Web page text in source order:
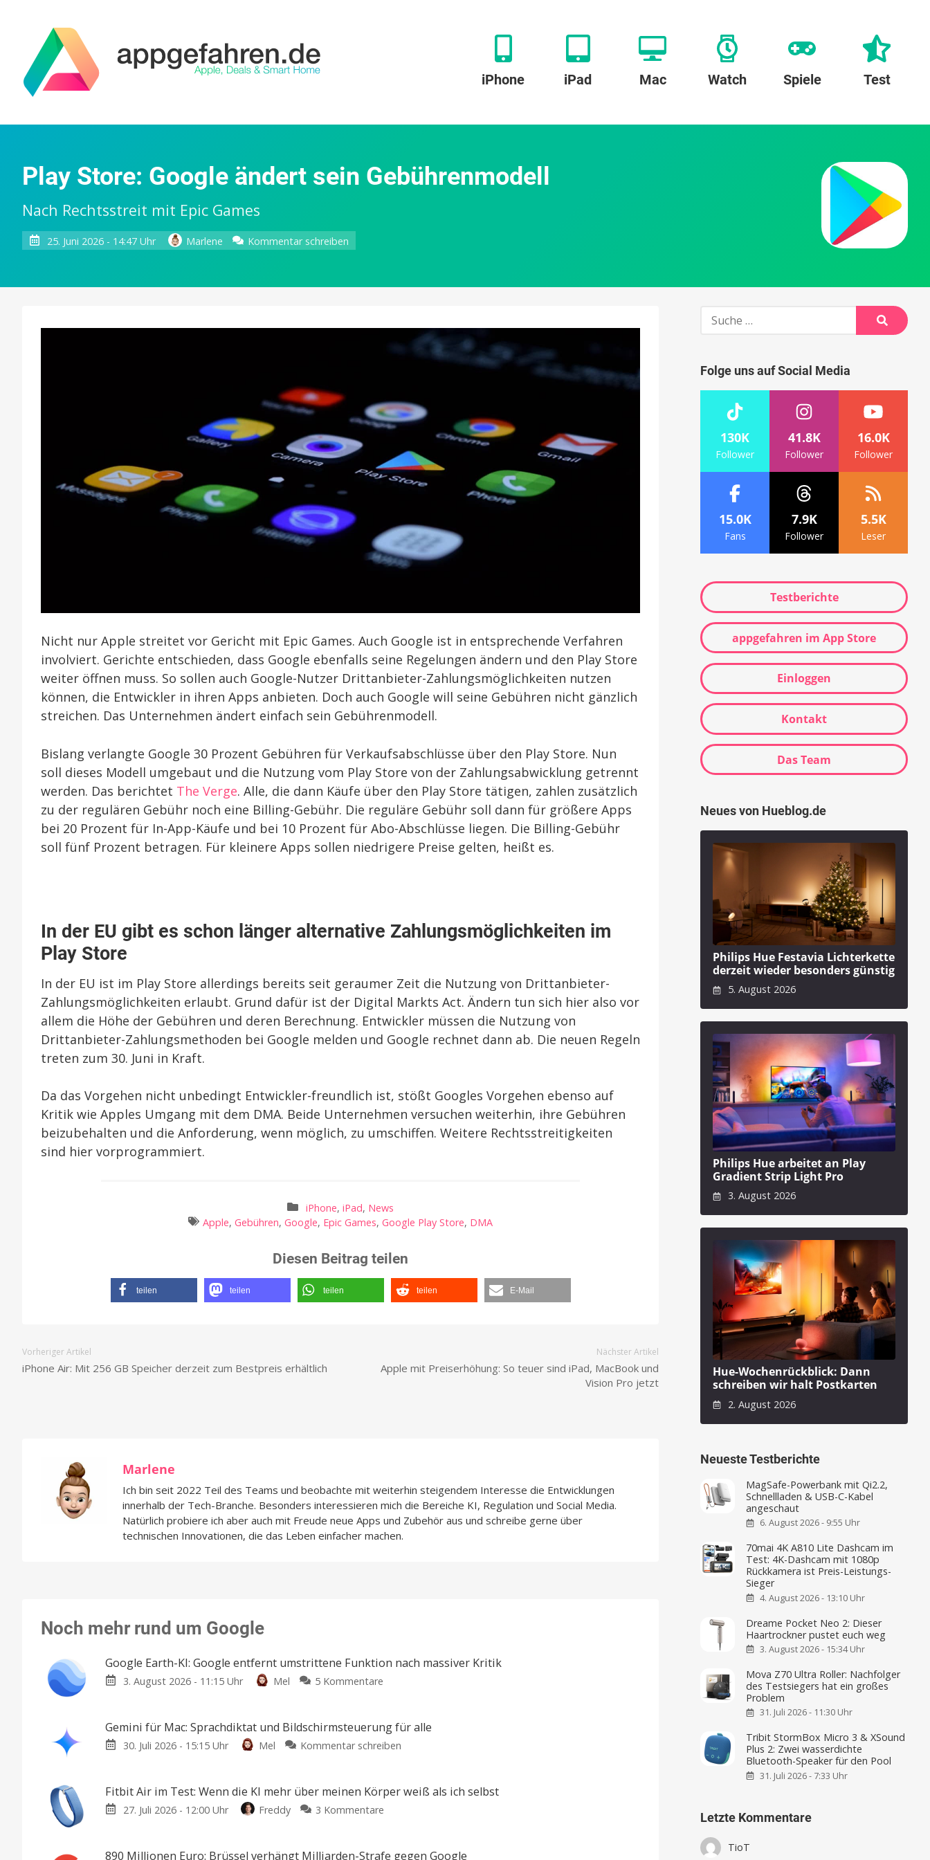
iPhone iPad Mac Watch Spiele Test
Play Store: Google ändert sein Gebührenmodell
Nach Rechtsstreit mit Epic Games
25. Juni 2026 - 14:47 Uhr Marlene Kommentar schreiben
Google
Gebührenmodell
Nicht nur Apple streitet vor Gericht mit Epic Games. Auch Google ist in entsprechende Verfahren
involviert. Gerichte entschieden, dass Google ebenfalls seine Regelungen ändern und den Play Store
weiter öffnen muss. So sollen auch Google-Nutzer Drittanbieter-Zahlungsmöglichkeiten nutzen
können, die Entwickler in ihren Apps anbieten. Doch auch Google will seine Gebühren nicht gänzlich
streichen. Das Unternehmen ändert einfach sein Gebührenmodell.
Bislang verlangte Google 30 Prozent Gebühren für Verkaufsabschlüsse über den Play Store. Nun
soll dieses Modell umgebaut und die Nutzung vom Play Store von der Zahlungsabwicklung getrennt
werden. Das berichtet The Verge. Alle, die dann Käufe über den Play Store tätigen, zahlen zusätzlich
zu der regulären Gebühr noch eine Billing-Gebühr. Die reguläre Gebühr soll dann für größere Apps
bei 20 Prozent für In-App-Käufe und bei 10 Prozent für Abo-Abschlüsse liegen. Die Billing-Gebühr
soll fünf Prozent betragen. Für kleinere Apps sollen niedrigere Preise gelten, heißt es.
In der EU gibt es schon länger alternative Zahlungsmöglichkeiten im
Play Store
In der EU ist im Play Store allerdings bereits seit geraumer Zeit die Nutzung von Drittanbieter-
Zahlungsmöglichkeiten erlaubt. Grund dafür ist der Digital Markts Act. Ändern tun sich hier also vor
allem die Höhe der Gebühren und deren Berechnung. Entwickler müssen die Nutzung von
Drittanbieter-Zahlungsmethoden bei Google melden und Google rechnet dann ab. Die neuen Regeln
treten zum 30. Juni in Kraft.
Da das Vorgehen nicht unbedingt Entwickler-freundlich ist, stößt Googles Vorgehen ebenso auf
Kritik wie Apples Umgang mit dem DMA. Beide Unternehmen versuchen weiterhin, ihre Gebühren
beizubehalten und die Anforderung, wenn möglich, zu umschiffen. Weitere Rechtsstreitigkeiten
sind hier vorprogrammiert.
iPhone, iPad, News
Apple,Gebühren,Google, Epic Games,Google Play Store, DMA
Diesen Beitrag teilen
teilen teilen teilen teilen E-Mail
Vorheriger Artikel
iPhone Air: Mit 256 GB Speicher derzeit zum Bestpreis erhältlich
Nächster Artikel
Apple mit Preiserhöhung: So teuer sind iPad, MacBook und
Vision Pro jetzt
Marlene
Ich bin seit 2022 Teil des Teams und beobachte mit weiterhin steigendem Interesse die Entwicklungen
innerhalb der Tech-Branche. Besonders interessieren mich die Bereiche KI, Regulation und Social Media.
Natürlich probiere ich aber auch mit Freude neue Apps und Zubehör aus und schreibe gerne über
technischen Innovationen, die das Leben einfacher machen.
Noch mehr rund um Google
Google Earth-KI: Google entfernt umstrittene Funktion nach massiver Kritik
3. August 2026 - 11:15 Uhr Mel 5 Kommentare
KI:
Google
entfernt
nach
für
Gemini für Mac: Sprachdiktat und Bildschirmsteuerung für alle
30. Juli 2026 - 15:15 Uhr Mel Kommentar schreiben
Mac:
Fitbit Air im Test: Wenn die KI mehr über meinen Körper weiß als ich selbst
27. Juli 2026 - 12:00 Uhr Freddy 3 Kommentare
im
890 Millionen Euro: Brüssel verhängt Milliarden-Strafe gegen Google
Suche
Suche
Folge uns auf Social Media
130K
Follower
41.8K
Follower
16.0K
Follower
15.0K
Fans
7.9K
Follower
5.5K
Leser
Testberichte
appgefahren im App Store
Einloggen
Kontakt
Das Team
Neues von Hueblog.de
Philips Hue Festavia Lichterkette
derzeit wieder besonders günstig
5. August 2026
Philips Hue arbeitet an Play
Gradient Strip Light Pro
3. August 2026
Hue-Wochenrückblick: Dann
schreiben wir halt Postkarten
2. August 2026
Neueste Testberichte
MagSafe-Powerbank mit Qi2.2,
Schnellladen & USB-C-Kabel
angeschaut
6. August 2026 - 9:55 Uhr
70mai 4K A810 Lite Dashcam im
Test: 4K-Dashcam mit 1080p
Rückkamera ist Preis-Leistungs-
Sieger
4. August 2026 - 13:10 Uhr
Dreame Pocket Neo 2: Dieser
Haartrockner pustet euch weg
3. August 2026 - 15:34 Uhr
Mova Z70 Ultra Roller: Nachfolger
des Testsiegers hat ein großes
Problem
31. Juli 2026 - 11:30 Uhr
Tribit StormBox Micro 3 & XSound
Plus 2: Zwei wasserdichte
Bluetooth-Speaker für den Pool
31. Juli 2026 - 7:33 Uhr
Letzte Kommentare
TioT